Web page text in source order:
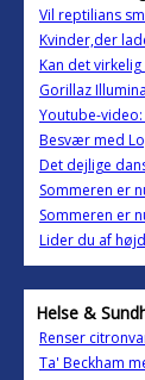
Vil reptilians
Kvinder,der
Kan det
Gorillaz
Youtube-
Besvær med
Det dejlige
Sommeren er
Sommeren er
Lider du af
Helse &
Renser
Ta' Beckham